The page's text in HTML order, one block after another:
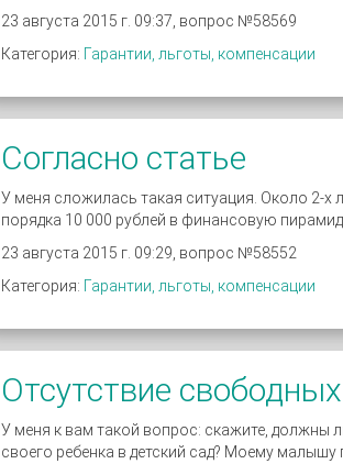
23 августа 2015 г. 09:37, вопрос №58569
Категория: Гарантии, льготы, компенсации
Согласно статье
У меня сложилась такая ситуация. Около 2-х
порядка 10 000 рублей в финансовую
23 августа 2015 г. 09:29, вопрос №58552
Категория: Гарантии, льготы, компенсации
Отсутствие
У меня к вам такой вопрос: скажите, должны
своего ребенка в детский сад? Моему малышу